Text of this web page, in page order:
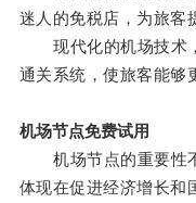
迷人的免税店，为旅客
现代化的机场技术，
通关系统，使旅客能够
机场节点免费试用
机场节点的重要性不
体现在促进经济增长和